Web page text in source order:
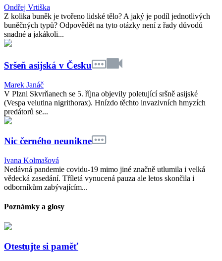
Ondřej Vrtiška
Z kolika buněk je tvořeno lidské tělo? A jaký je podíl jednotlivých
buněčných typů? Odpovědět na tyto otázky není z řady důvodů
snadné a jakákoli...
Sršeň asijská v Česku
Marek Janáč
V Plzni Skvrňanech se 5. října objevily poletující sršně asijské
(Vespa velutina nigrithorax). Hnízdo těchto invazivních hmyzích
predátorů se...
Nic černého neunikne
Ivana Kolmašová
Nedávná pandemie covidu-19 mimo jiné značně utlumila i velká
vědecká zasedání. Tříletá vynucená pauza ale letos skončila i
odborníkům zabývajícím...
Poznámky a glosy
Otestujte si paměť